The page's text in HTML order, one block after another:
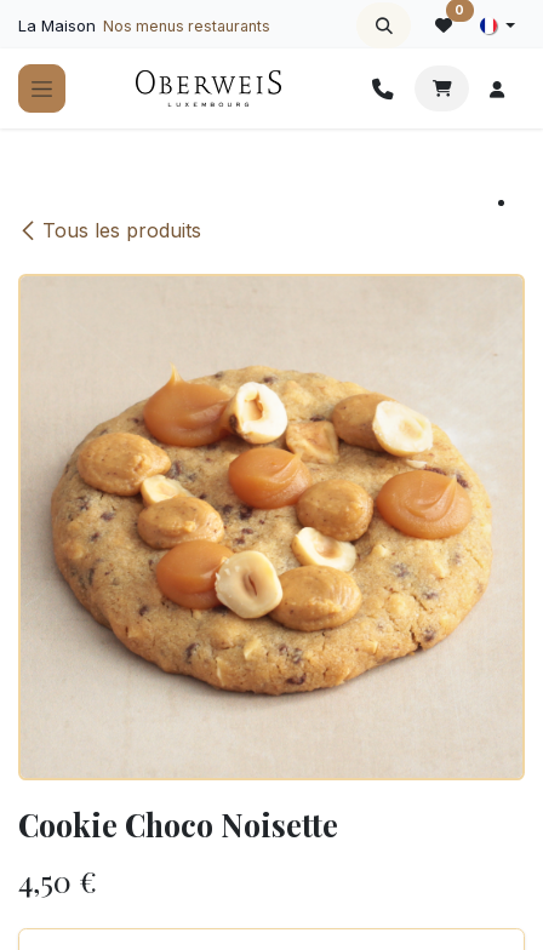
La Maison Nos menus restaurants
0
Tous les produits
Cookie Choco Noisette
4,50 €